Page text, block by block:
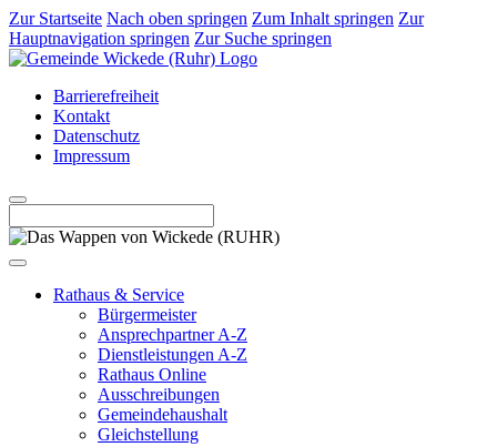
Zur Startseite Nach oben springen Zum Inhalt springen Zur
Hauptnavigation springen Zur Suche springen
Barrierefreiheit
Kontakt
Datenschutz
Impressum
Rathaus & Service
Bürgermeister
Ansprechpartner A-Z
Dienstleistungen A-Z
Rathaus Online
Ausschreibungen
Gemeindehaushalt
Gleichstellung